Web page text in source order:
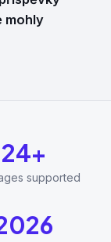
mohly
24+
supported